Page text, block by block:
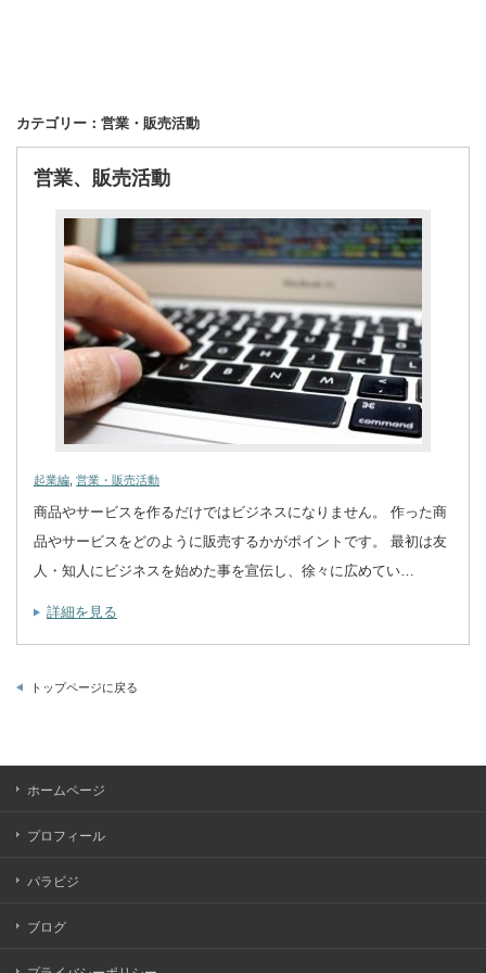
カテゴリー：営業・販売活動
営業、販売活動
起業編, 営業・販売活動
商品やサービスを作るだけではビジネスになりません。 作った商
品やサービスをどのように販売するかがポイントです。 最初は友
人・知人にビジネスを始めた事を宣伝し、徐々に広めてい…
詳細を見る
トップページに戻る
ホームページ
プロフィール
パラビジ
ブログ